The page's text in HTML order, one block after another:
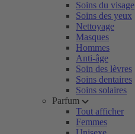
Soins du visage
Soins des yeux
Nettoyage
Masques
Hommes
Anti-âge
Soin des lèvres
Soins dentaires
Soins solaires
Parfum
Tout afficher
Femmes